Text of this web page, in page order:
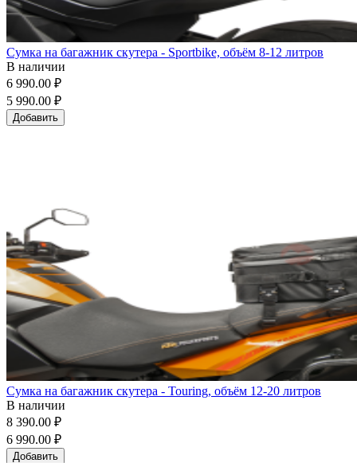
Сумка на багажник скутера - Sportbike, объём 8-12 литров
В наличии
6 990.00 ₽
5 990.00 ₽
Добавить
Сумка на багажник скутера - Touring, объём 12-20 литров
В наличии
8 390.00 ₽
6 990.00 ₽
Добавить